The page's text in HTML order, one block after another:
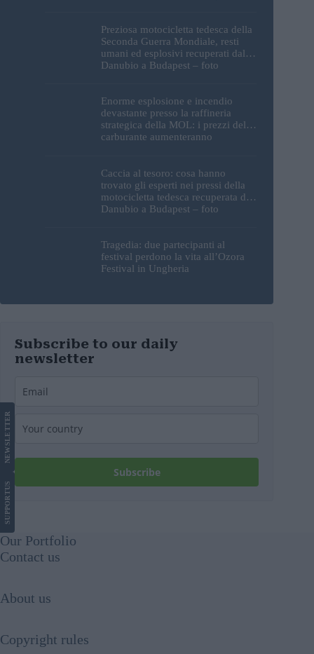
Preziosa motocicletta tedesca della
Seconda Guerra Mondiale, resti
umani ed esplosivi recuperati dal
Danubio a Budapest – foto
Enorme esplosione e incendio
devastante presso la raffineria
strategica della MOL: i prezzi del
carburante aumenteranno
Caccia al tesoro: cosa hanno
trovato gli esperti nei pressi della
motocicletta tedesca recuperata dal
Danubio a Budapest – foto
Tragedia: due partecipanti al
festival perdono la vita all’Ozora
Festival in Ungheria
Subscribe to our daily
newsletter
Subscribe
SUPPORT
US
NEWS
LETTER
Our Portfolio
Contact us
About us
Copyright rules